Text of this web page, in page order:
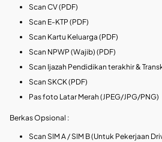
Scan CV (PDF)
Scan E-KTP (PDF)
Scan Kartu Keluarga (PDF)
Scan NPWP (Wajib) (PDF)
Scan Ijazah Pendidikan terakhir &
Scan SKCK (PDF)
Pas foto Latar Merah (JPEG/JPG/PNG)
Berkas Opsional :
Scan SIM A / SIM B (Untuk Pekerjaan